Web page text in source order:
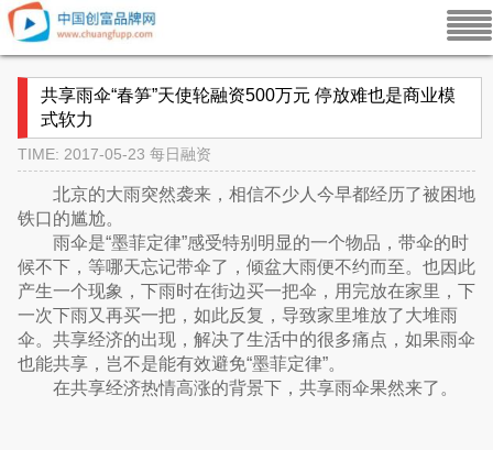
共享雨伞“春笋”天使轮融资500万元 停放难也是商业模
式软力
TIME: 2017-05-23 每日融资
北京的大雨突然袭来，相信不少人今早都经历了被困地
铁口的尴尬。
雨伞是“墨菲定律”感受特别明显的一个物品，带伞的时
候不下，等哪天忘记带伞了，倾盆大雨便不约而至。也因此
产生一个现象，下雨时在街边买一把伞，用完放在家里，下
一次下雨又再买一把，如此反复，导致家里堆放了大堆雨
伞。共享经济的出现，解决了生活中的很多痛点，如果雨伞
也能共享，岂不是能有效避免“墨菲定律”。
在共享经济热情高涨的背景下，共享雨伞果然来了。